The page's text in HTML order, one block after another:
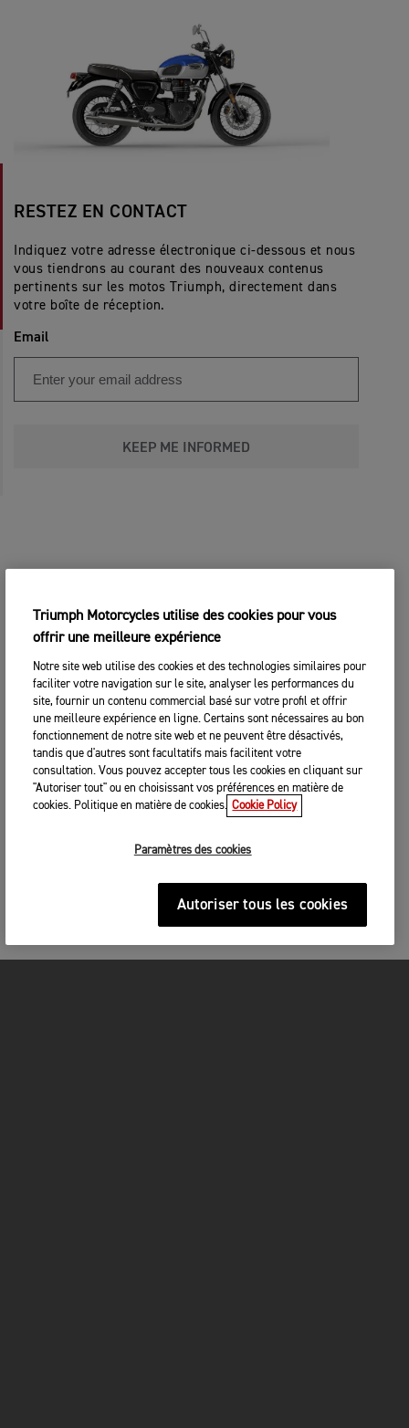
RESTEZ EN CONTACT
Indiquez votre adresse électronique ci-dessous et nous
vous tiendrons au courant des nouveaux contenus
pertinents sur les motos Triumph, directement dans
votre boîte de réception.
Email
KEEP ME INFORMED
Triumph Motorcycles utilise des cookies pour vous
offrir une meilleure expérience
Notre site web utilise des cookies et des technologies similaires pour
faciliter votre navigation sur le site, analyser les performances du
site, fournir un contenu commercial basé sur votre profil et offrir
une meilleure expérience en ligne. Certains sont nécessaires au bon
fonctionnement de notre site web et ne peuvent être désactivés,
tandis que d'autres sont facultatifs mais facilitent votre
consultation. Vous pouvez accepter tous les cookies en cliquant sur
"Autoriser tout" ou en choisissant vos préférences en matière de
cookies. Politique en matière de cookies. Cookie Policy
Paramètres des cookies
Autoriser tous les cookies